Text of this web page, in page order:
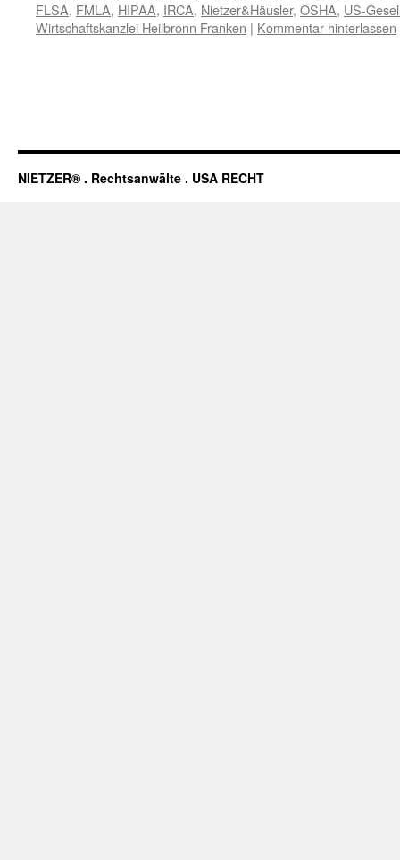
FLSA, FMLA, HIPAA, IRCA, Nietzer&Häusler, OSHA, US-
Wirtschaftskanzlei Heilbronn Franken | Kommentar hinterlassen
NIETZER® . Rechtsanwälte . USA RECHT